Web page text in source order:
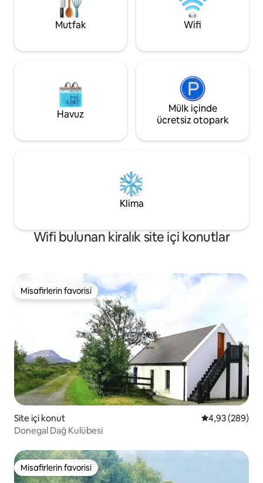
uzaklıktaki Ballycannon Cottage,
Donegal'in birçok harikasını keşfetmek
için harika bir seçimdir.
rahat bir ev.
Enniskillen...
Mutfak Wifi
Havuz
Mülk içinde
ücretsiz otopark
Klima
Wifi bulunan kiralık site içi konutlar
Misafirlerin favorisi
Misafirlerin favorisi
Site içi konut 5 üzerinden
4,93 (289)
Donegal Dağ Kulübesi
Misafirlerin favorisi
Misafirlerin favorisi